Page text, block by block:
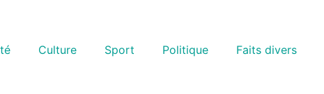
Culture Sport Politique Faits divers